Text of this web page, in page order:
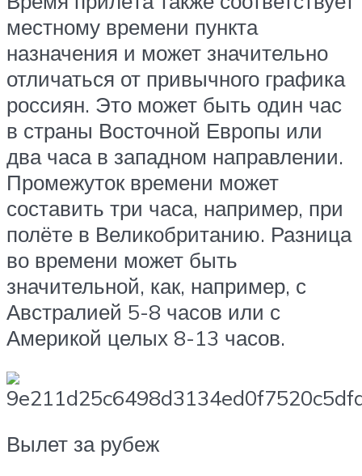
местному времени пункта
назначения и может значительно
отличаться от привычного графика
россиян. Это может быть один час
в страны Восточной Европы или
два часа в западном направлении.
Промежуток времени может
составить три часа, например, при
полёте в Великобританию. Разница
во времени может быть
значительной, как, например, с
Австралией 5-8 часов или с
Америкой целых 8-13 часов.
Вылет за рубеж